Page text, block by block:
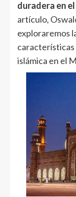
duradera en
artículo,
exploraremos
islámica en el